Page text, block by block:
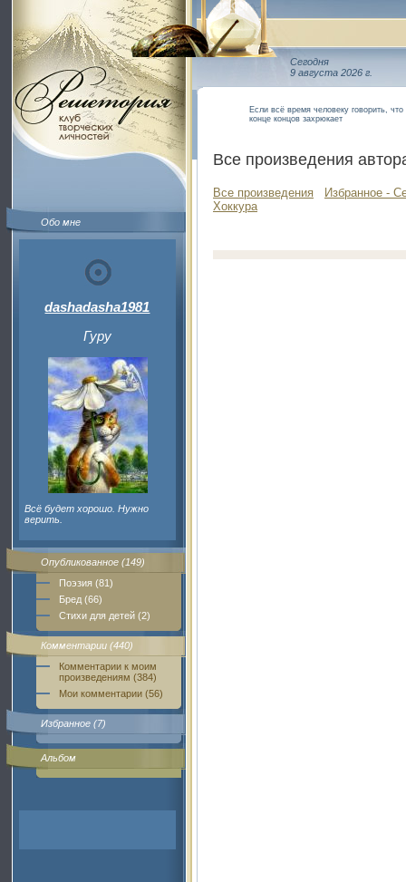
Обо мне
dashadasha1981
Гуру
Всё будет хорошо. Нужно
верить.
Опубликованное (149)
Поэзия (81)
Бред (66)
Стихи для детей (2)
Комментарии (440)
Комментарии к моим
произведениям (384)
Мои комментарии (56)
Избранное (7)
Альбом
Сегодня
9 августа 2026 г.
Если всё время человеку говорить,
конце концов захрюкает
Все произведения
Все произведения
Избранное -
Хоккура